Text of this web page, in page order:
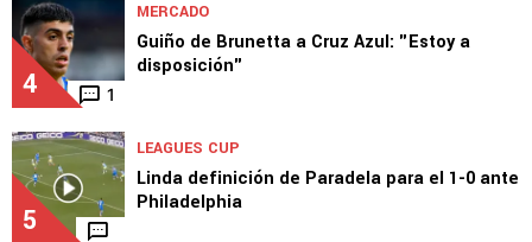
4 1
MERCADO
Guiño de Brunetta a Cruz Azul: "Estoy a
disposición"
5
LEAGUES CUP
Linda definición de Paradela para el 1-0 ante
Philadelphia